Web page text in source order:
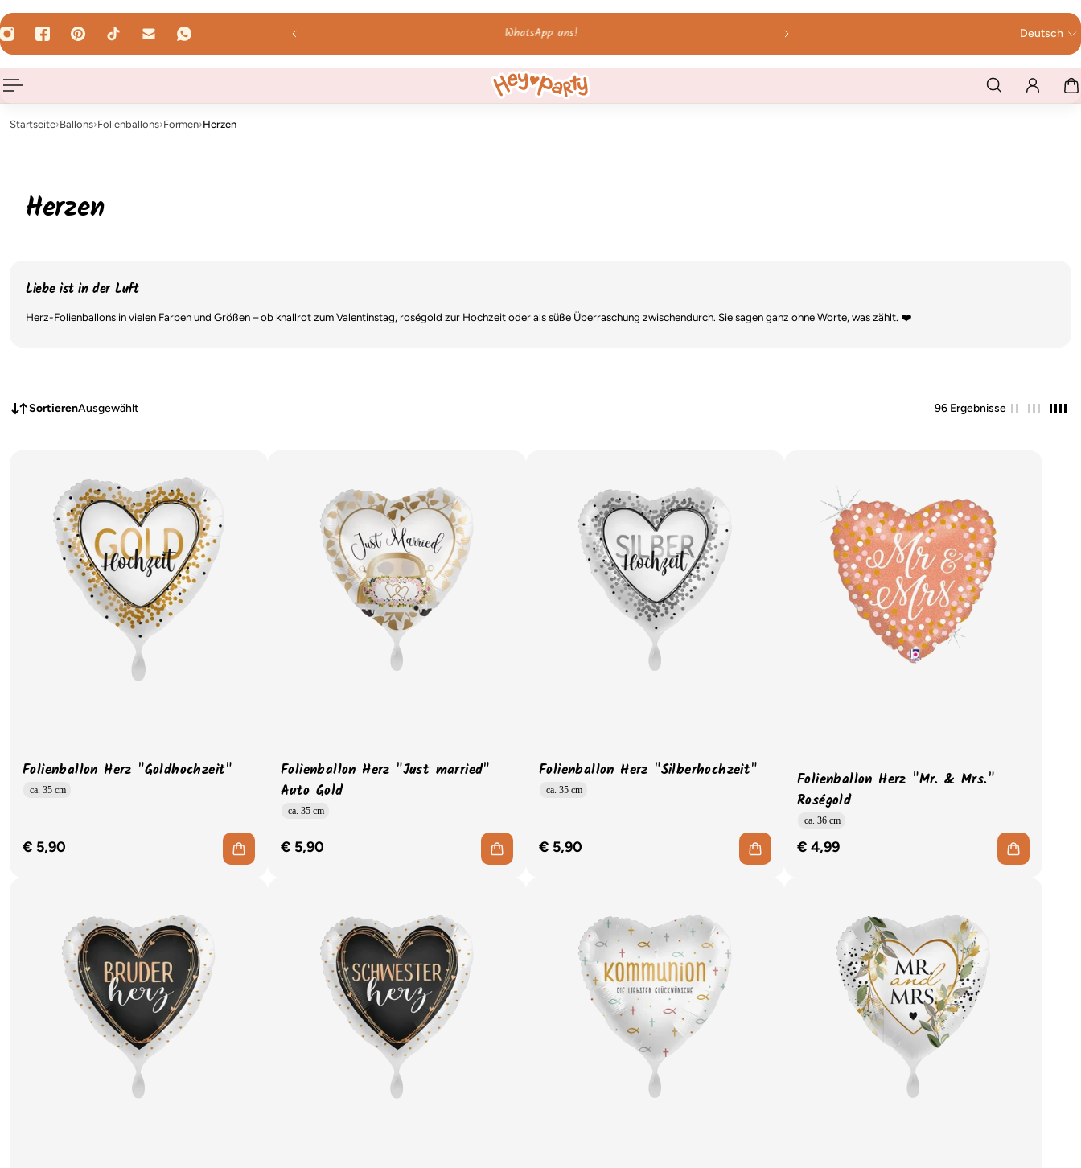
SPRINGEN
WhatsApp uns! Bis 12 Uhr bestellt - werktags am selben Tag versendet! Ab 60 €
Deutsch
Startseite›Ballons›Folienballons›Formen›Herzen
Herzen
Liebe ist in der Luft
Herz-Folienballons in vielen Farben und Größen – ob knallrot zum Valentinstag, roségold zur Hochzeit oder als süße Überraschung zwischendurch. Sie sagen ganz ohne Worte, was zählt. ❤️
SortierenAusgewählt 96 Ergebnisse
Folienballon Herz "Goldhochzeit"
ca. 35 cm
€ 5,90
Folienballon Herz "Just married"
Auto Gold
ca. 35 cm
€ 5,90
Folienballon Herz "Silberhochzeit"
ca. 35 cm
€ 5,90
Folienballon Herz "Mr. & Mrs."
Roségold
ca. 36 cm
€ 4,99